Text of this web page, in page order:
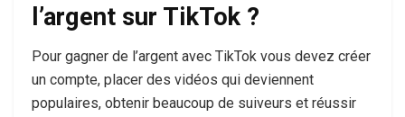
l’argent sur TikTok ?
Pour gagner de l’argent avec TikTok vous devez créer
un compte, placer des vidéos qui deviennent
populaires, obtenir beaucoup de suiveurs et réussir